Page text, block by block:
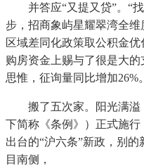
并答应“又提又贷”。“找
步，招商象屿星耀翠湾全
区域差同化政策取公积金
购房资金上赐与了很是大
思惟，征询量同比增加26%。
搬了五次家。阳光满溢
下简称《条例》）正式施
出台的“沪六条”新政，别
目南侧，